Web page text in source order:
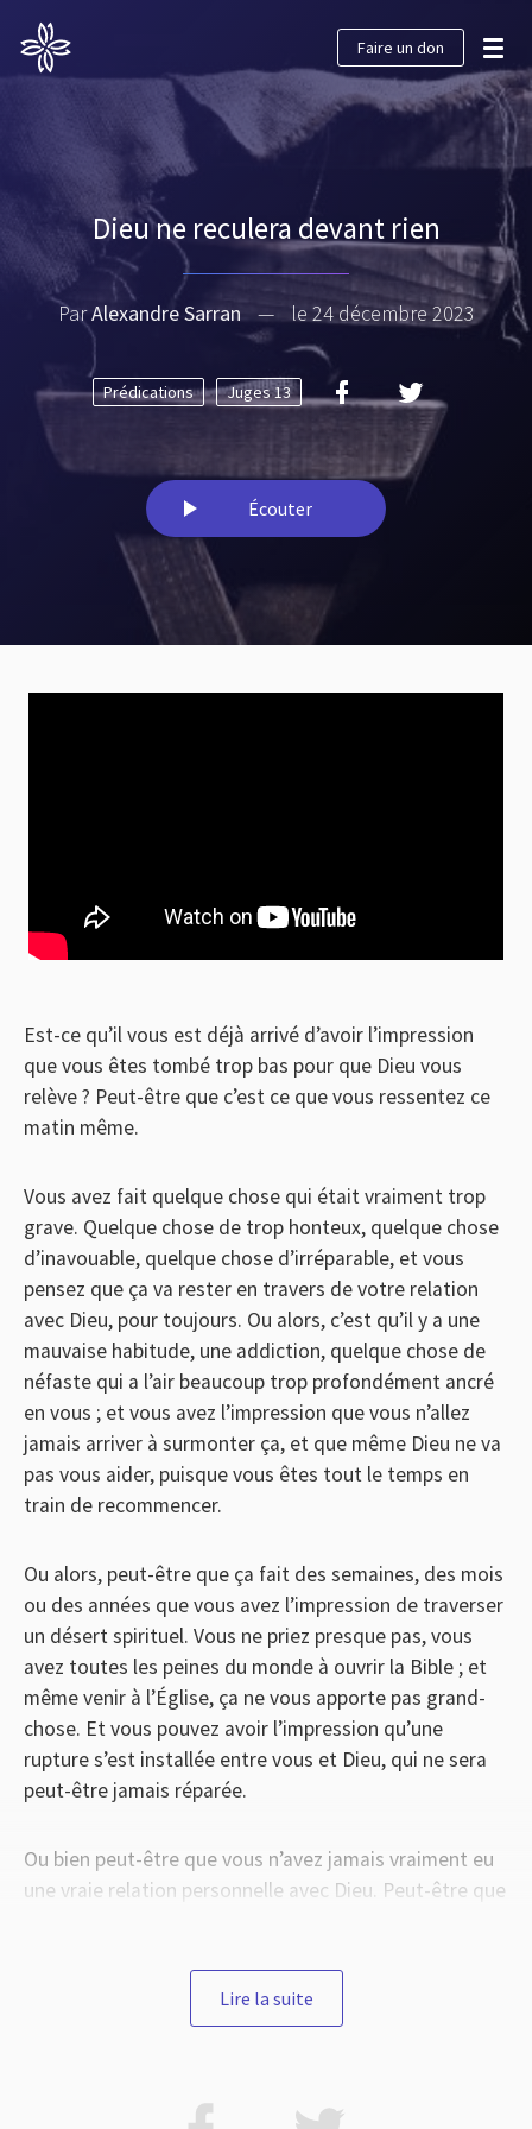
Faire un don
Dieu ne reculera devant rien
ParAlexandre Sarran — le 24 décembre 2023
Prédications Juges 13
Écouter
Est-ce qu’il vous est déjà arrivé d’avoir l’impression
que vous êtes tombé trop bas pour que Dieu vous
relève ? Peut-être que c’est ce que vous ressentez ce
matin même.
Vous avez fait quelque chose qui était vraiment trop
grave. Quelque chose de trop honteux, quelque chose
d’inavouable, quelque chose d’irréparable, et vous
pensez que ça va rester en travers de votre relation
avec Dieu, pour toujours. Ou alors, c’est qu’il y a une
mauvaise habitude, une addiction, quelque chose de
néfaste qui a l’air beaucoup trop profondément ancré
en vous ; et vous avez l’impression que vous n’allez
jamais arriver à surmonter ça, et que même Dieu ne va
pas vous aider, puisque vous êtes tout le temps en
train de recommencer.
Ou alors, peut-être que ça fait des semaines, des mois
ou des années que vous avez l’impression de traverser
un désert spirituel. Vous ne priez presque pas, vous
avez toutes les peines du monde à ouvrir la Bible ; et
même venir à l’Église, ça ne vous apporte pas grand-
chose. Et vous pouvez avoir l’impression qu’une
rupture s’est installée entre vous et Dieu, qui ne sera
peut-être jamais réparée.
Ou bien peut-être que vous n’avez jamais vraiment eu
une vraie relation personnelle avec Dieu. Peut-être que
avez vécu toute votre vie en repoussant Dieu, ou en ne
alors que vous lui avez tourné le dos pendant tout ce
Lire la suite